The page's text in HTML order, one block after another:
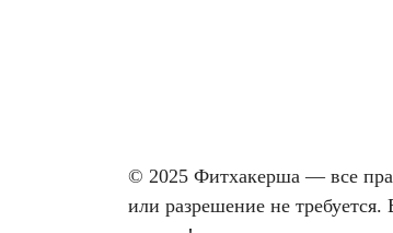
© 2025 Фитхакерша — все
или разрешение не